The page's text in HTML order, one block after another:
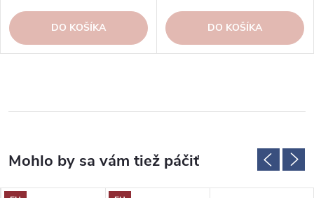
DO KOŠÍKA DO KOŠÍKA